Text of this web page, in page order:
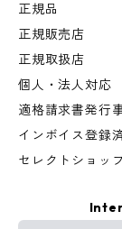
正規品
正規販売店
正規取扱店
個人・法人対応
適格請求書発行
インボイス登録
セレクトショッ